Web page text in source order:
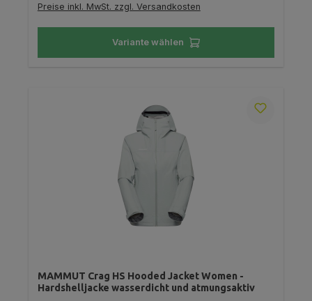
Preise inkl. MwSt. zzgl. Versandkosten
Variante wählen
MAMMUT Crag HS Hooded Jacket Women -
Hardshelljacke wasserdicht und atmungsaktiv